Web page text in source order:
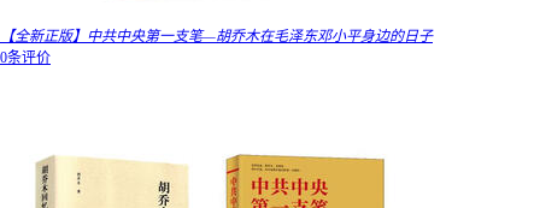
【全新正版】中共中央第一支笔—胡乔木在毛泽东邓小平身边的日子
0条评价